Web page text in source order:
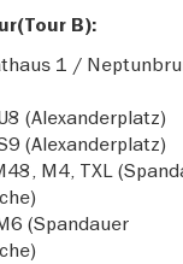
B):
1 /
(Alexanderplatz)
(Alexanderplatz)
M4, TXL
(Spandauer